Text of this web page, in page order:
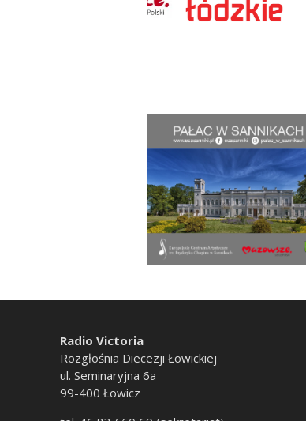
Radio Victoria
Rozgłośnia Diecezji Łowickiej
ul. Seminaryjna 6a
99-400 Łowicz